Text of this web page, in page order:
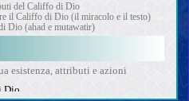
del Califfo di Dio
il Califfo di Dio (il miracolo e il testo)
Dio (ahad e mutawatir)
esistenza, attributi e azioni
Dio